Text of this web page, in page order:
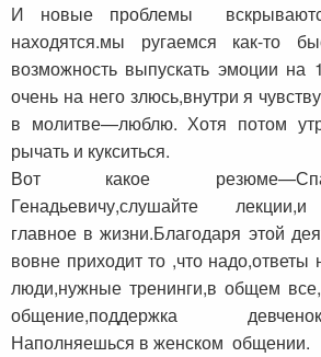
И новые проблемы
находятся.мы ругаемся как-то
возможность выпускать эмоции на
очень на него злюсь,внутри я
в молитве—люблю. Хотя потом
рычать и кукситься.
Вот какое
Генадьевичу,слушайте
главное в жизни.Благодаря этой
вовне приходит то ,что надо,ответы
люди,нужные тренинги,в общем
общение,поддержка девченок-
Наполняешься в женском общении.